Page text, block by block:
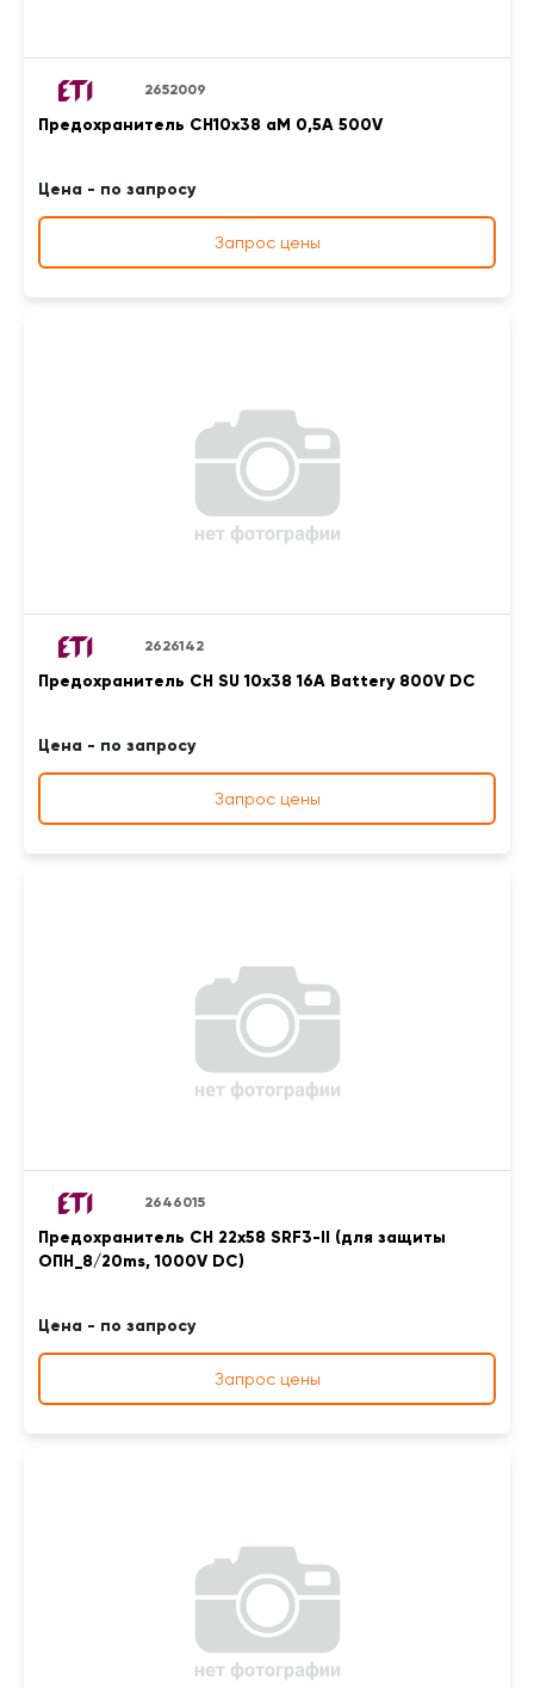
2652009
Предохранитель CH10x38 aM 0,5A 500V
Цена - по запросу
Запрос цены
2626142
Предохранитель CH SU 10x38 16A Battery 800V DC
Цена - по запросу
Запрос цены
2646015
Предохранитель CH 22x58 SRF3-II (для защиты
ОПН_8/20ms, 1000V DC)
Цена - по запросу
Запрос цены